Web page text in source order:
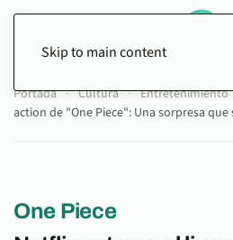
Skip to main content
Portada Cultura Entretenimiento
action de "One Piece": Una sorpresa
One Piece